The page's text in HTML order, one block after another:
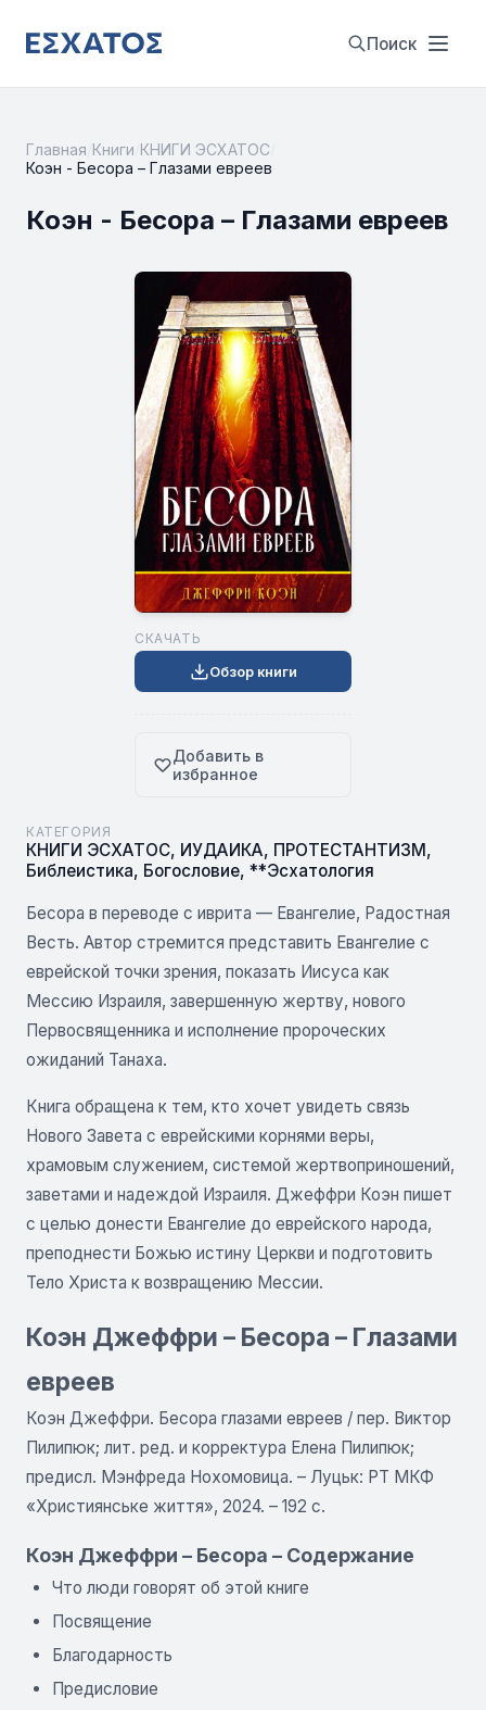
Поиск
Главная Книги КНИГИ ЭСХАТОС
Коэн - Бесора – Глазами евреев
Коэн - Бесора – Глазами евреев
СКАЧАТЬ
Обзор книги
Добавить в
избранное
КАТЕГОРИЯ
КНИГИ ЭСХАТОС, ИУДАИКА, ПРОТЕСТАНТИЗМ,
Библеистика, Богословие, **Эсхатология
Бесора в переводе с иврита — Евангелие, Радостная
Весть. Автор стремится представить Евангелие с
еврейской точки зрения, показать Иисуса как
Мессию Израиля, завершенную жертву, нового
Первосвященника и исполнение пророческих
ожиданий Танаха.
Книга обращена к тем, кто хочет увидеть связь
Нового Завета с еврейскими корнями веры,
храмовым служением, системой жертвоприношений,
заветами и надеждой Израиля. Джеффри Коэн пишет
с целью донести Евангелие до еврейского народа,
преподнести Божью истину Церкви и подготовить
Тело Христа к возвращению Мессии.
Коэн Джеффри – Бесора – Глазами
евреев
Коэн Джеффри. Бесора глазами евреев / пер. Виктор
Пилипюк; лит. ред. и корректура Елена Пилипюк;
предисл. Мэнфреда Нохомовица. – Луцьк: РТ МКФ
«Християнське життя», 2024. – 192 с.
Коэн Джеффри – Бесора – Содержание
Что люди говорят об этой книге
Посвящение
Благодарность
Предисловие